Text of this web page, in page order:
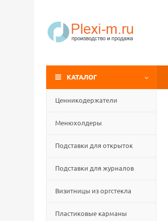
КАТАЛОГ
Ценникодержатели
Менюхолдеры
Подставки для открыток
Подставки для журналов
Визитницы из оргстекла
Пластиковые карманы